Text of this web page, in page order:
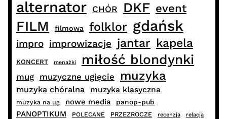
alternator CHÓR DKF event
FILM filmowa folklor gdańsk
impro improwizacje jantar kapela
KONCERT menażki miłość blondynki
mug muzyczne ugięcie muzyka
muzyka chóralna muzyka klasyczna
muzyka na ug nowe media panop-pub
PANOPTIKUM POLECANE PRZEZROCZE recenzja relacja